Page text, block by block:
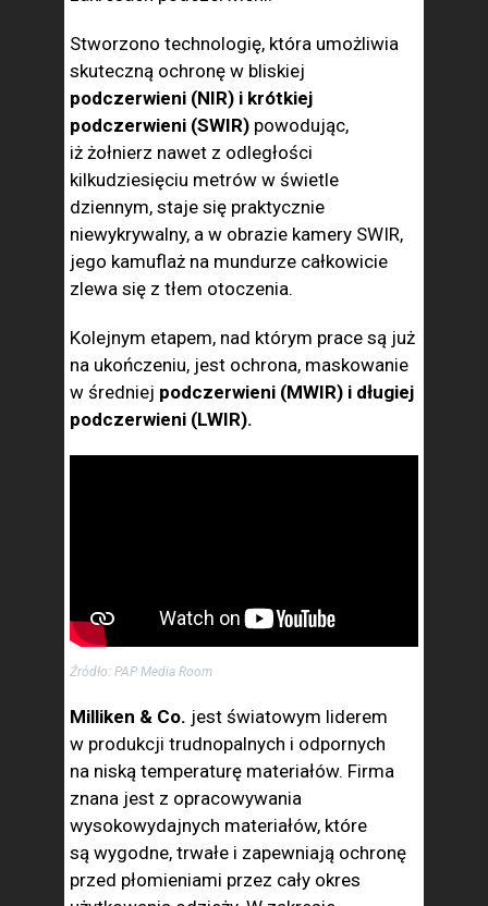
Stworzono technologię, która umożliwia
skuteczną ochronę w bliskiej
podczerwieni (NIR) i krótkiej
podczerwieni (SWIR) powodując,
iż żołnierz nawet z odległości
kilkudziesięciu metrów w świetle
dziennym, staje się praktycznie
niewykrywalny, a w obrazie kamery SWIR,
jego kamuflaż na mundurze całkowicie
zlewa się z tłem otoczenia.
Kolejnym etapem, nad którym prace są już
na ukończeniu, jest ochrona, maskowanie
w średniej podczerwieni (MWIR) i długiej
podczerwieni (LWIR).
Źródło: PAP Media Room
Milliken & Co. jest światowym liderem
w produkcji trudnopalnych i odpornych
na niską temperaturę materiałów. Firma
znana jest z opracowywania
wysokowydajnych materiałów, które
są wygodne, trwałe i zapewniają ochronę
przed płomieniami przez cały okres